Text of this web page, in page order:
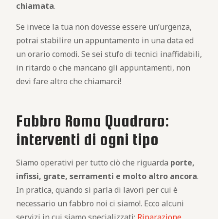
chiamata.
Se invece la tua non dovesse essere un’urgenza,
potrai stabilire un appuntamento in una data ed
un orario comodi. Se sei stufo di tecnici inaffidabili,
in ritardo o che mancano gli appuntamenti, non
devi fare altro che chiamarci!
Fabbro Roma Quadraro:
interventi di ogni tipo
Siamo operativi per tutto ciò che riguarda porte,
infissi, grate, serramenti e molto altro ancora.
In pratica, quando si parla di lavori per cui è
necessario un fabbro noi ci siamo!. Ecco alcuni